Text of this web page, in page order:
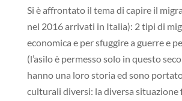
Si è affrontato il tema di capire il
nel 2016 arrivati in Italia): 2 tipi di
economica e per sfuggire a guerre e
(l’asilo è permesso solo in questo
hanno una loro storia ed sono
culturali diversi: la diversa situazione